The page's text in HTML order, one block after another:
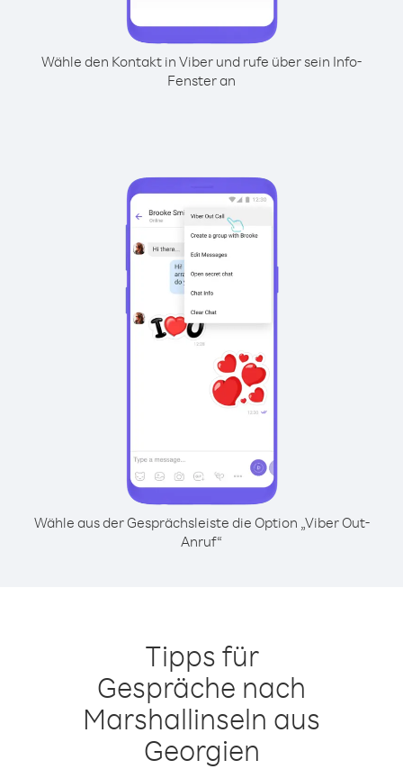
Wähle den Kontakt in Viber und rufe über sein Info-
Fenster an
Wähle aus der Gesprächsleiste die Option „Viber Out-
Anruf“
Tipps für
Gespräche nach
Marshallinseln aus
Georgien